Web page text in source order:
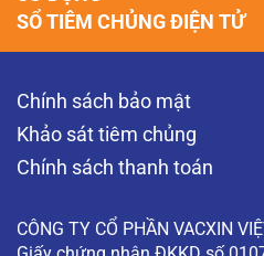
Chính sách bảo mật
Khảo sát tiêm chủng
Chính sách thanh toán
CÔNG TY CỔ PHẦN VACXIN
SỔ TIÊM CHỦNG ĐIỆN TỬ